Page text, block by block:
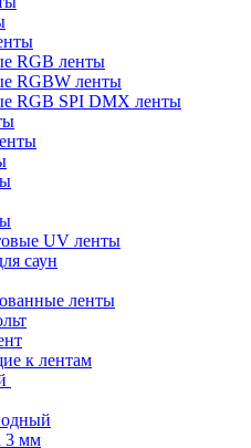
RGB ленты
RGBW ленты
RGB SPI DMX ленты
UV ленты
саун
ленты
к лентам
3 мм